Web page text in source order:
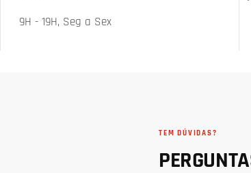
9H - 19H, Seg a Sex
TEM DÚVIDAS?